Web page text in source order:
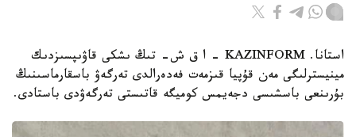
استانا. KAZINFORM - ا ق ش- تىڭ ىشكى قاۋىپسىزدىك
مينيسترلىگى مەن قۇپيا قىزمەت فەدەرالدى تەرگەۋ باسقارماسىنىڭ
بۇرىنعى باسشىسى دجەيمس كوميگە قاتىستى تەرگەۋدى باستادى.